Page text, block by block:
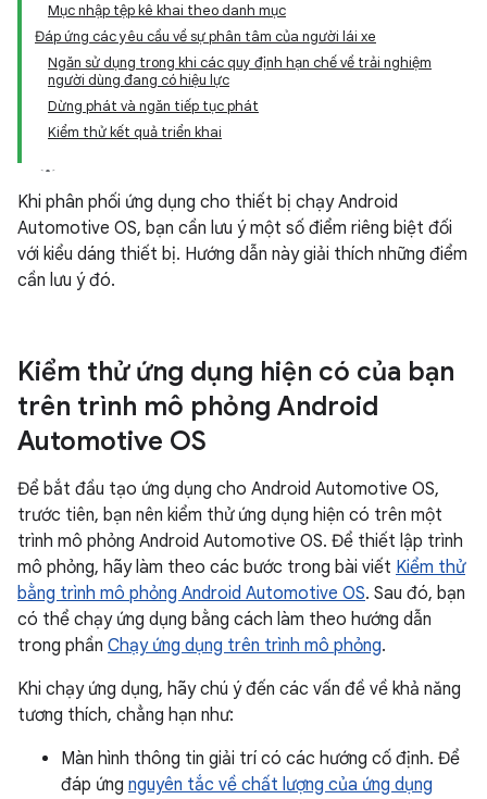
Mục nhập tệp kê khai theo danh mục
Đáp ứng các yêu cầu về sự phân tâm của người lái xe
Ngăn sử dụng trong khi các quy định hạn chế về trải nghiệm
người dùng đang có hiệu lực
Dừng phát và ngăn tiếp tục phát
Kiểm thử kết quả triển khai
Khi phân phối ứng dụng cho thiết bị chạy Android
Automotive OS, bạn cần lưu ý một số điểm riêng biệt đối
với kiểu dáng thiết bị. Hướng dẫn này giải thích những điểm
cần lưu ý đó.
Kiểm thử ứng dụng hiện có của bạn
trên trình mô phỏng Android
Automotive OS
Để bắt đầu tạo ứng dụng cho Android Automotive OS,
trước tiên, bạn nên kiểm thử ứng dụng hiện có trên một
trình mô phỏng Android Automotive OS. Để thiết lập trình
mô phỏng, hãy làm theo các bước trong bài viết Kiểm thử
bằng trình mô phỏng Android Automotive OS. Sau đó, bạn
có thể chạy ứng dụng bằng cách làm theo hướng dẫn
trong phần Chạy ứng dụng trên trình mô phỏng.
Khi chạy ứng dụng, hãy chú ý đến các vấn đề về khả năng
tương thích, chẳng hạn như:
Màn hình thông tin giải trí có các hướng cố định. Để
đáp ứng nguyên tắc về chất lượng của ứng dụng